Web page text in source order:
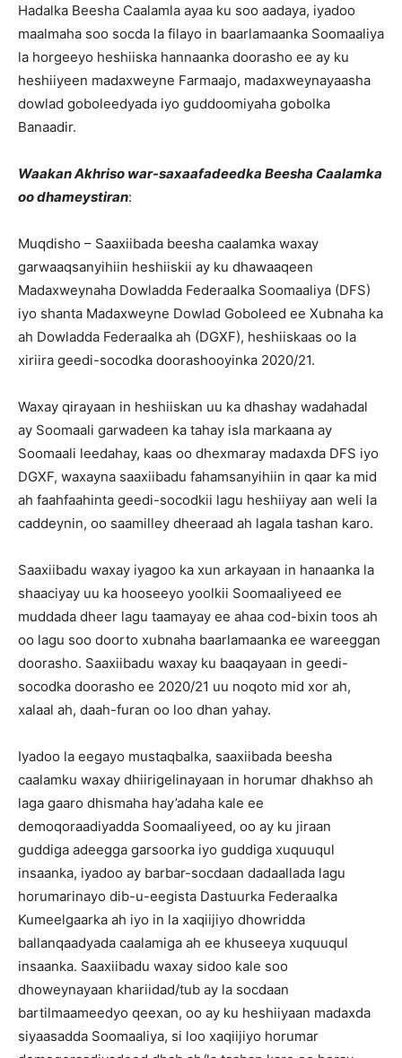
Hadalka Beesha Caalamla ayaa ku soo aadaya, iyadoo
maalmaha soo socda la filayo in baarlamaanka Soomaaliya
la horgeeyo heshiiska hannaanka doorasho ee ay ku
heshiiyeen madaxweyne Farmaajo, madaxweynayaasha
dowlad goboleedyada iyo guddoomiyaha gobolka
Banaadir.
Waakan Akhriso war-saxaafadeedka Beesha Caalamka
oo dhameystiran:
Muqdisho – Saaxiibada beesha caalamka waxay
garwaaqsanyihiin heshiiskii ay ku dhawaaqeen
Madaxweynaha Dowladda Federaalka Soomaaliya (DFS)
iyo shanta Madaxweyne Dowlad Goboleed ee Xubnaha ka
ah Dowladda Federaalka ah (DGXF), heshiiskaas oo la
xiriira geedi-socodka doorashooyinka 2020/21.
Waxay qirayaan in heshiiskan uu ka dhashay wadahadal
ay Soomaali garwadeen ka tahay isla markaana ay
Soomaali leedahay, kaas oo dhexmaray madaxda DFS iyo
DGXF, waxayna saaxiibadu fahamsanyihiin in qaar ka mid
ah faahfaahinta geedi-socodkii lagu heshiiyay aan weli la
caddeynin, oo saamilley dheeraad ah lagala tashan karo.
Saaxiibadu waxay iyagoo ka xun arkayaan in hanaanka la
shaaciyay uu ka hooseeyo yoolkii Soomaaliyeed ee
muddada dheer lagu taamayay ee ahaa cod-bixin toos ah
oo lagu soo doorto xubnaha baarlamaanka ee wareeggan
doorasho. Saaxiibadu waxay ku baaqayaan in geedi-
socodka doorasho ee 2020/21 uu noqoto mid xor ah,
xalaal ah, daah-furan oo loo dhan yahay.
Iyadoo la eegayo mustaqbalka, saaxiibada beesha
caalamku waxay dhiirigelinayaan in horumar dhakhso ah
laga gaaro dhismaha hay’adaha kale ee
demoqoraadiyadda Soomaaliyeed, oo ay ku jiraan
guddiga adeegga garsoorka iyo guddiga xuquuqul
insaanka, iyadoo ay barbar-socdaan dadaallada lagu
horumarinayo dib-u-eegista Dastuurka Federaalka
Kumeelgaarka ah iyo in la xaqiijiyo dhowridda
ballanqaadyada caalamiga ah ee khuseeya xuquuqul
insaanka. Saaxiibadu waxay sidoo kale soo
dhoweynayaan khariidad/tub ay la socdaan
bartilmaameedyo qeexan, oo ay ku heshiiyaan madaxda
siyaasadda Soomaaliya, si loo xaqiijiyo horumar